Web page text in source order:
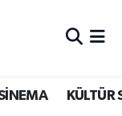
KÜLTÜR